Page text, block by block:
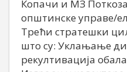
Копачи и МЗ
општинске управе/
Трећи стратешки
што су: Уклањање
рекултивација